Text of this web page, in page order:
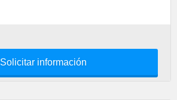
Solicitar información